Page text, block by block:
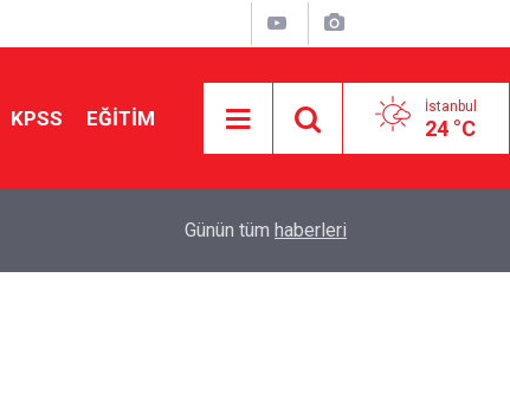
KPSS EĞİTİM İstanbul
24 °C
Yönlendiriyor?
Günün tüm haberleri